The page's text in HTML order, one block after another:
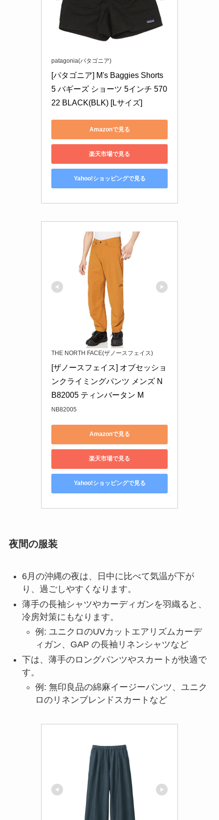
patagonia(パタゴニア)
[パタゴニア] M's Baggies Shorts
5 バギーズ ショーツ 5インチ 570
22 BLACK(BLK) [Lサイズ]
Amazonで見る
楽天市場で見る
Yahoo!ショッピングで見る
THE NORTH FACE(ザノースフェイス)
[ザノースフェイス] オブセッショ
ンクライミングパンツ メンズ N
B82005 ティンバータン M
NB82005
Amazonで見る
楽天市場で見る
Yahoo!ショッピングで見る
夜間の服装
6月の沖縄の夜は、日中に比べて気温が下が
り、過ごしやすくなります。
薄手の長袖シャツやカーディガンを羽織ると、
冷房対策にもなります。
例: ユニクロのUVカットエアリズムカーデ
ィガン、GAP の長袖リネンシャツなど
下は、薄手のロングパンツやスカートが快適で
す。
例: 無印良品の綿麻イージーパンツ、ユニク
ロのリネンブレンドスカートなど